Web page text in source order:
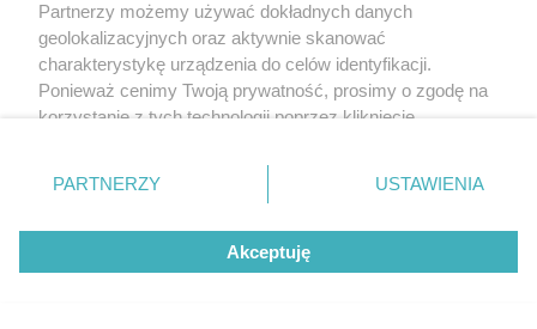
Partnerzy możemy używać dokładnych danych
geolokalizacyjnych oraz aktywnie skanować
charakterystykę urządzenia do celów identyfikacji.
Ponieważ cenimy Twoją prywatność, prosimy o zgodę na
korzystanie z tych technologii poprzez kliknięcie
zmienić/wycofać klikając przycisk ustawień prywatności
znajdujący się w lewym dolnym rogu strony
rodzaje przetwarzania danych nie wymagają zgody
użytkownika, ale masz prawo sprzeciwić się takiemu
przetwarzaniu. Preferencje będą miały zastosowanie tylko
PARTNERZY USTAWIENIA
Akceptuję